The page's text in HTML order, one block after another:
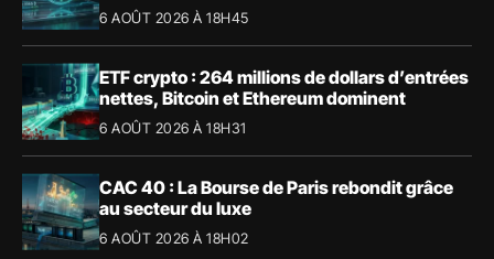
6 AOÛT 2026 À 18H45
ETF crypto : 264 millions de dollars d’entrées
nettes, Bitcoin et Ethereum dominent
6 AOÛT 2026 À 18H31
CAC 40 : La Bourse de Paris rebondit grâce
au secteur du luxe
6 AOÛT 2026 À 18H02